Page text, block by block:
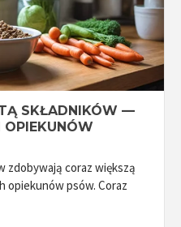
SKŁADNIKÓW —
zdobywają coraz większą
opiekunów psów. Coraz